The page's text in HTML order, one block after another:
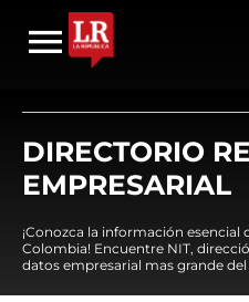
DIRECTORIO
EMPRESARIAL
¡Conozca la información esencial
Colombia! Encuentre NIT,
datos empresarial mas grande del